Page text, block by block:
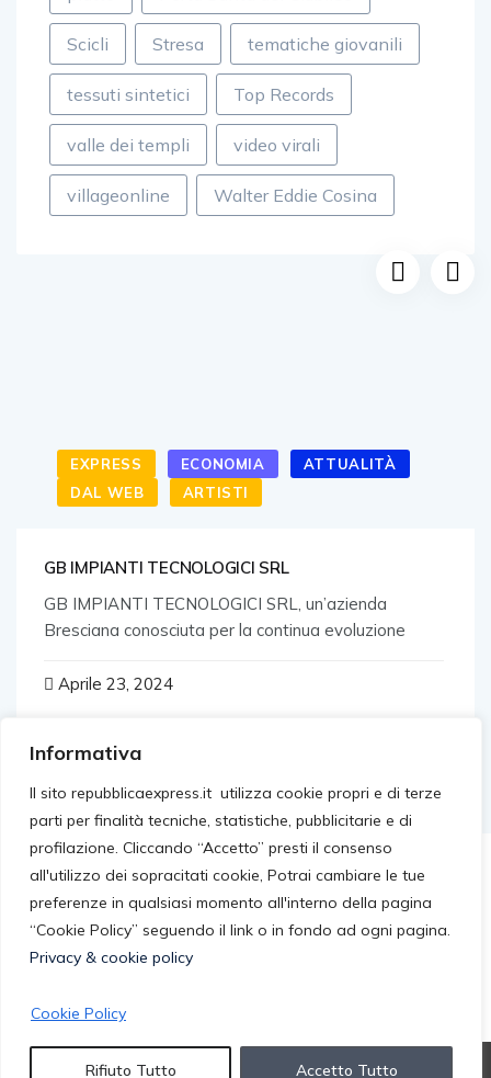
Informativa
Il sito repubblicaexpress.it utilizza cookie propri e di terze
parti per finalità tecniche, statistiche, pubblicitarie e di
profilazione. Cliccando “Accetto” presti il consenso
all'utilizzo dei sopracitati cookie, Potrai cambiare le tue
preferenze in qualsiasi momento all'interno della pagina
“Cookie Policy” seguendo il link o in fondo ad ogni pagina.
Privacy & cookie policy
Cookie Policy
Rifiuto Tutto Accetto Tutto
Scicli Stresa tematiche giovanili
tessuti sintetici Top Records
valle dei templi video virali
villageonline Walter Eddie Cosina
EXPRESS ECONOMIA
ATTUALITÀ
DAL WEB
ARTISTI
GB IMPIANTI TECNOLOGICI SRL
GB IMPIANTI TECNOLOGICI SRL, un’azienda
Bresciana conosciuta per la continua evoluzione
Aprile 23, 2024
© 2026 repubblicaexpress.it. All rights reserved.